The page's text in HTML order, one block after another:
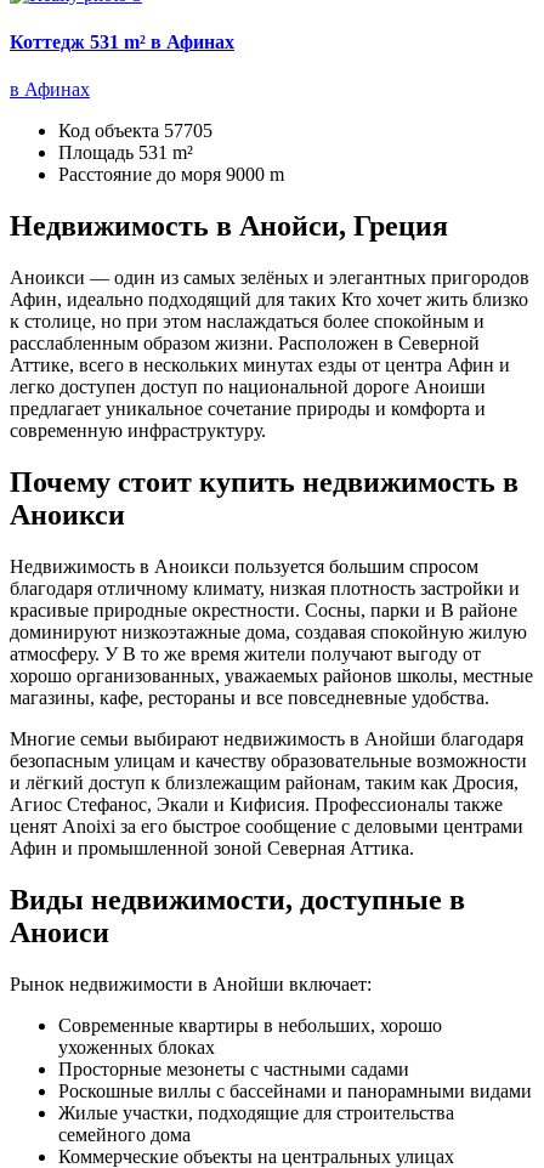
Коттедж 531 m² в Афинах
в Афинах
Код объекта 57705
Площадь 531 m²
Расстояние до моря 9000 m
Недвижимость в Анойси, Греция
Аноикси — один из самых зелёных и элегантных пригородов
Афин, идеально подходящий для таких Кто хочет жить близко
к столице, но при этом наслаждаться более спокойным и
расслабленным образом жизни. Расположен в Северной
Аттике, всего в нескольких минутах езды от центра Афин и
легко доступен доступ по национальной дороге Аноиши
предлагает уникальное сочетание природы и комфорта и
современную инфраструктуру.
Почему стоит купить недвижимость в
Аноикси
Недвижимость в Аноикси пользуется большим спросом
благодаря отличному климату, низкая плотность застройки и
красивые природные окрестности. Сосны, парки и В районе
доминируют низкоэтажные дома, создавая спокойную жилую
атмосферу. У В то же время жители получают выгоду от
хорошо организованных, уважаемых районов школы, местные
магазины, кафе, рестораны и все повседневные удобства.
Многие семьи выбирают недвижимость в Анойши благодаря
безопасным улицам и качеству образовательные возможности
и лёгкий доступ к близлежащим районам, таким как Дросия,
Агиос Стефанос, Экали и Кифисия. Профессионалы также
ценят Anoixi за его быстрое сообщение с деловыми центрами
Афин и промышленной зоной Северная Аттика.
Виды недвижимости, доступные в
Аноиси
Рынок недвижимости в Анойши включает:
Современные квартиры в небольших, хорошо
ухоженных блоках
Просторные мезонеты с частными садами
Роскошные виллы с бассейнами и панорамными видами
Жилые участки, подходящие для строительства
семейного дома
Коммерческие объекты на центральных улицах